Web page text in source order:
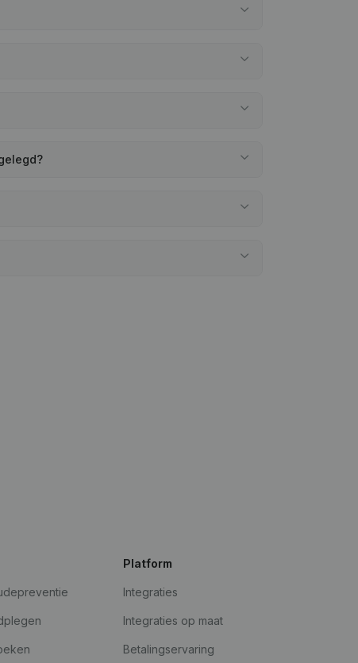
Platform
Integraties
Integraties op maat
Betalingservaring